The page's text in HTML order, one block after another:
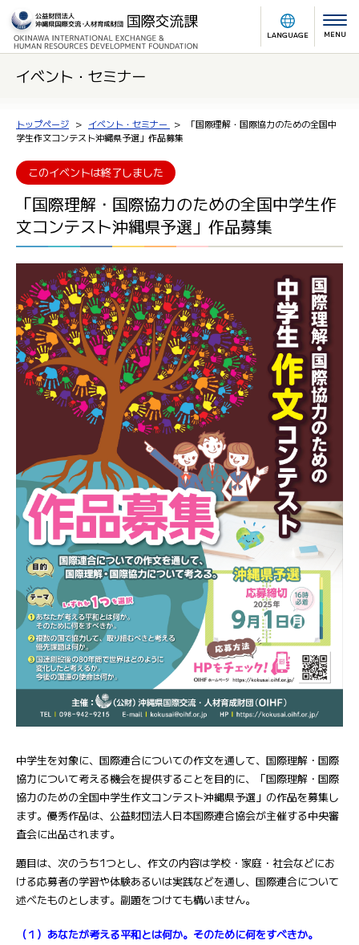
LANGUAGE MENU
イベント・セミナー
トップページ イベント・セミナー
「国際理解・国際協力のための全国中
学生作文コンテスト沖縄県予選」作品募集
このイベントは終了しました
「国際理解・国際協力のための全国中学生作
文コンテスト沖縄県予選」作品募集
中学生を対象に、国際連合についての作文を通して、国際理解・国際
協力について考える機会を提供することを目的に、「国際理解・国際
協力のための全国中学生作文コンテスト沖縄県予選」の作品を募集し
ます。優秀作品は、公益財団法人日本国際連合協会が主催する中央審
査会に出品されます。
題目は、次のうち1つとし、作文の内容は学校・家庭・社会などにお
ける応募者の学習や体験あるいは実践などを通し、国際連合について
述べたものとします。副題をつけても構いません。
（１）あなたが考える平和とは何か。そのために何をすべきか。